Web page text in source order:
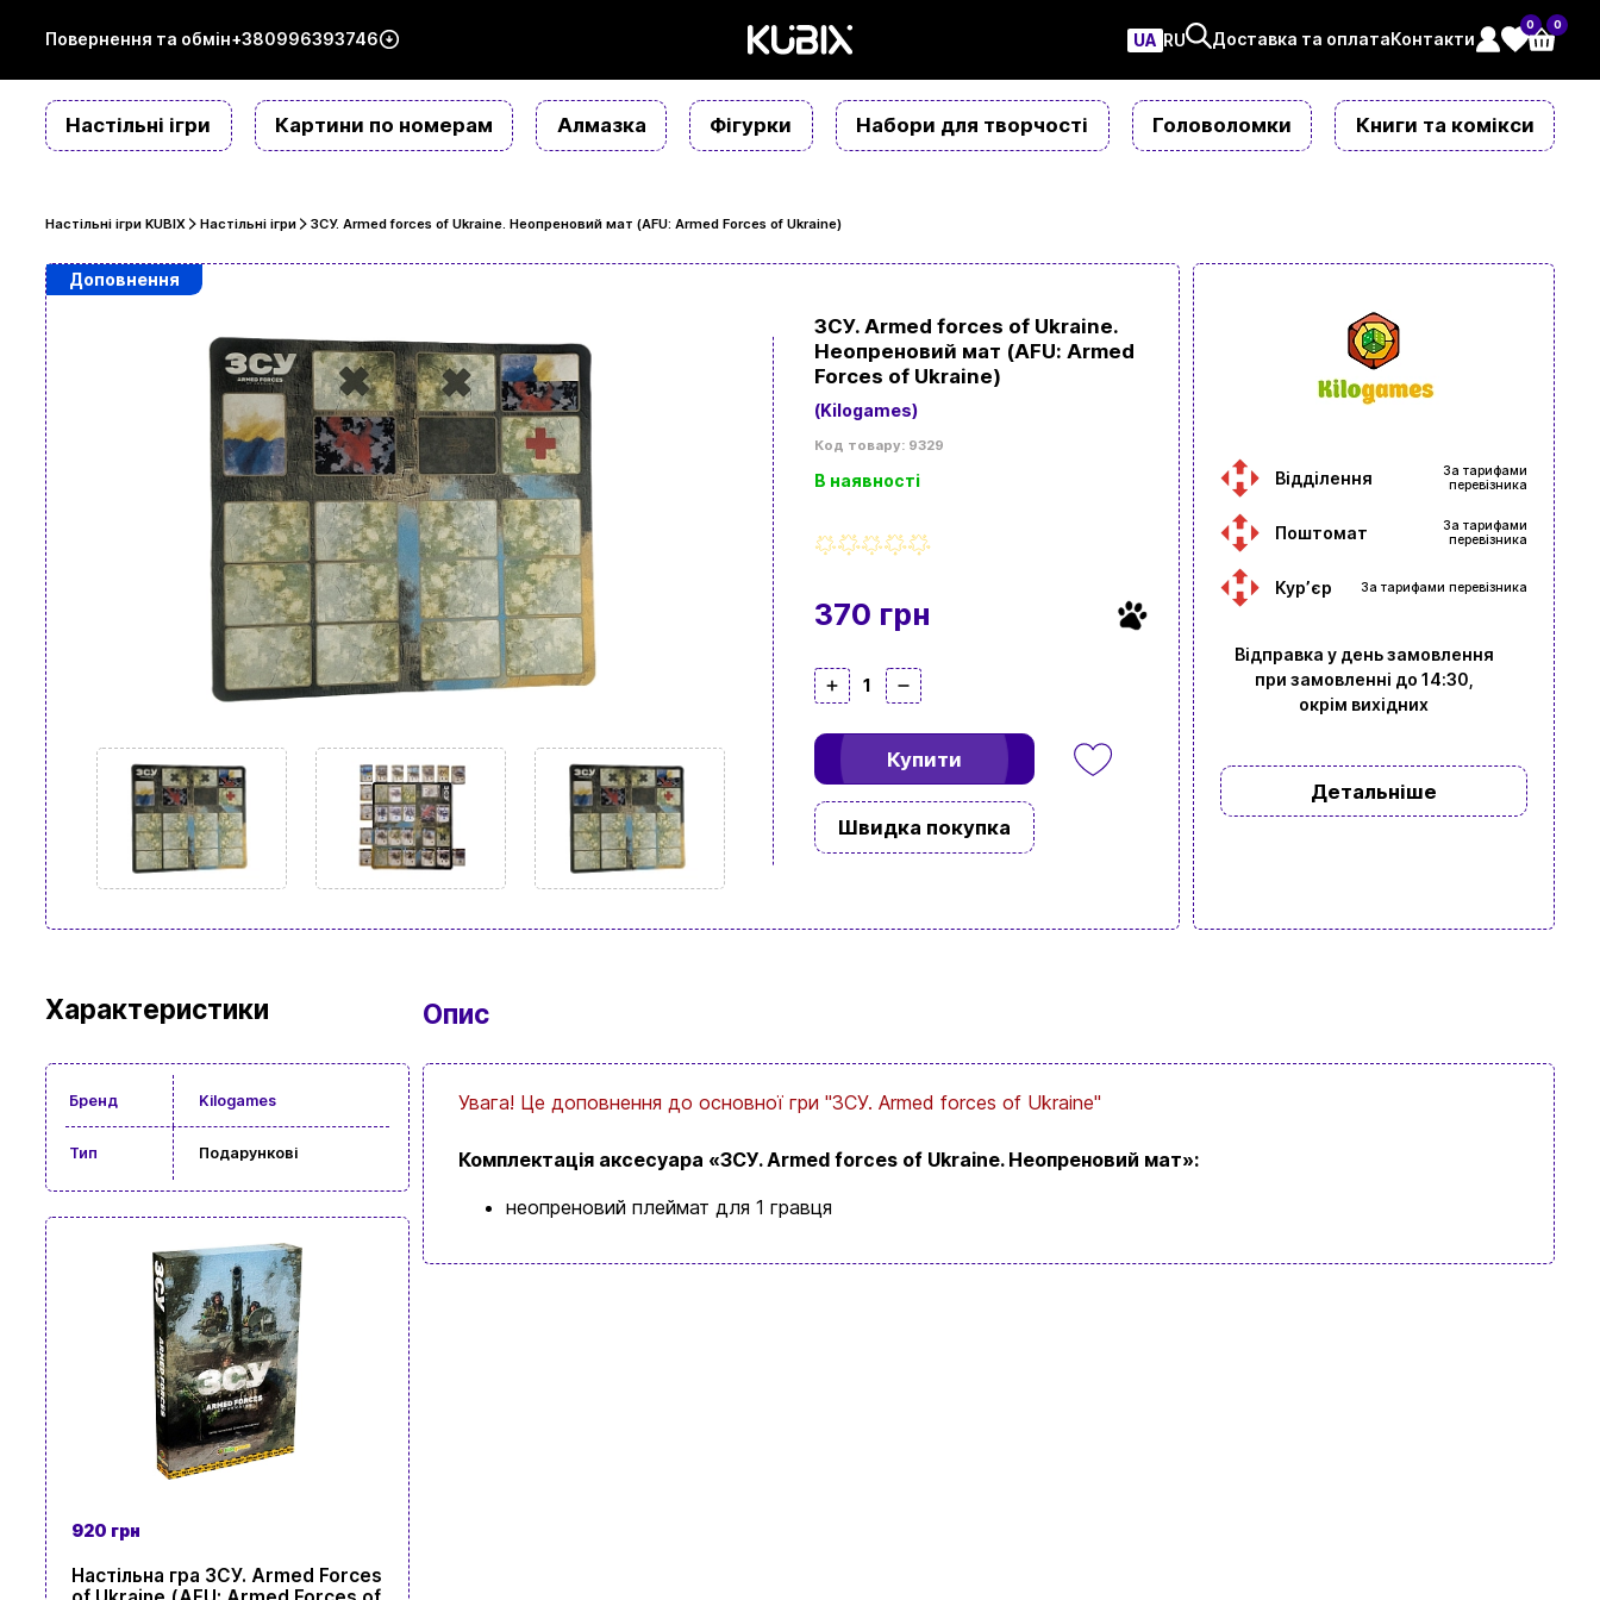
Повернення та обмін+380996393746 UA ㅤRU Доставка та оплатаКонтакти
0 0
Настільні ігри Картини по номерам Алмазка Фігурки Набори для творчості Головоломки Книги та комікси
Настільні ігри KUBIX Настільні ігри ЗСУ. Armed forces of Ukraine. Неопреновий мат (AFU: Armed Forces of Ukraine)
Доповнення
ЗСУ. Armed forces of Ukraine.
Неопреновий мат (AFU: Armed
Forces of Ukraine)
(Kilogames)
Код товару: 9329
В наявності
370 грн
1
Купити
Швидка покупка
Відділення
За тарифами
перевізника
Поштомат
За тарифами
перевізника
Курʼєр За тарифами перевізника
Відправка у день замовлення
при замовленні до 14:30,
окрім вихідних
Детальніше
Характеристики
Бренд Kilogames
Тип Подарункові
920 грн
Настільна гра ЗСУ. Armed Forces
Опис
Увага! Це доповнення до основної гри "ЗСУ. Armed forces of Ukraine"
Комплектація аксесуара «ЗСУ. Armed forces of Ukraine. Неопреновий мат»:
неопреновий плеймат для 1 гравця